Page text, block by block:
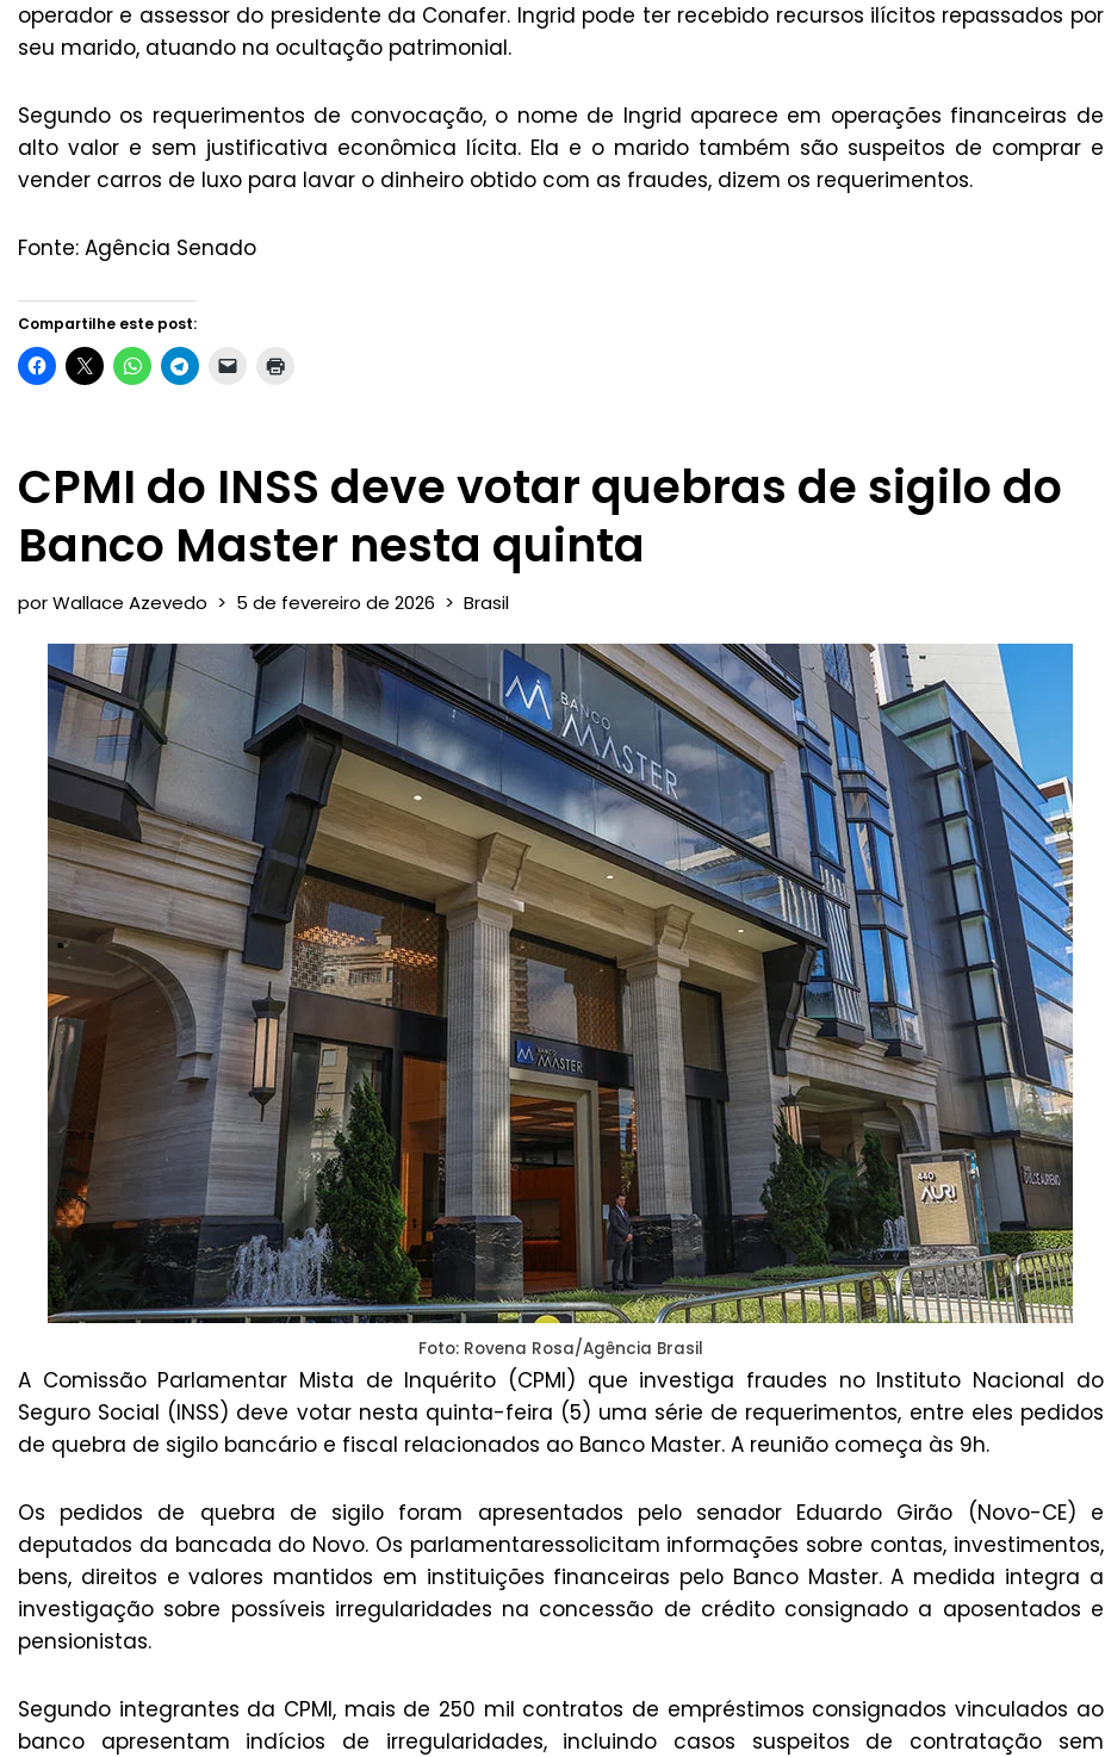
operador e assessor do presidente da Conafer. Ingrid pode ter recebido recursos ilícitos repassados por
seu marido, atuando na ocultação patrimonial.
Segundo os requerimentos de convocação, o nome de Ingrid aparece em operações financeiras de
alto valor e sem justificativa econômica lícita. Ela e o marido também são suspeitos de comprar e
vender carros de luxo para lavar o dinheiro obtido com as fraudes, dizem os requerimentos.
Fonte: Agência Senado
Compartilhe este post:
CPMI do INSS deve votar quebras de sigilo do
Banco Master nesta quinta
porWallace Azevedo 5 de fevereiro de 2026 Brasil
Foto: Rovena Rosa/Agência Brasil
A Comissão Parlamentar Mista de Inquérito (CPMI) que investiga fraudes no Instituto Nacional do
Seguro Social (INSS) deve votar nesta quinta-feira (5) uma série de requerimentos, entre eles pedidos
de quebra de sigilo bancário e fiscal relacionados ao Banco Master. A reunião começa às 9h.
Os pedidos de quebra de sigilo foram apresentados pelo senador Eduardo Girão (Novo-CE) e
deputados da bancada do Novo. Os parlamentaressolicitam informações sobre contas, investimentos,
bens, direitos e valores mantidos em instituições financeiras pelo Banco Master. A medida integra a
investigação sobre possíveis irregularidades na concessão de crédito consignado a aposentados e
pensionistas.
Segundo integrantes da CPMI, mais de 250 mil contratos de empréstimos consignados vinculados ao
banco apresentam indícios de irregularidades, incluindo casos suspeitos de contratação sem